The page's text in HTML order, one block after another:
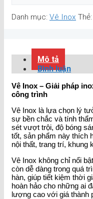
Danh mục: Vê Inox Thẻ:
Mô tả
Bình luận
Vê Inox – Giải pháp
công trình
Vê Inox là lựa chọn lý
sự bền chắc và tính
sét vượt trội, độ bóng
tốt, sản phẩm này thích
nội thất, trang trí, khung
Vê Inox không chỉ nổi
còn dễ dàng trong quá
hàn, giúp tiết kiệm thời
hoàn hảo cho những ai
lượng cao với giá thành